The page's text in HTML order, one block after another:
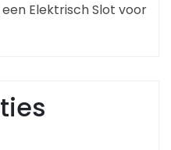
Elektrisch Slot voor